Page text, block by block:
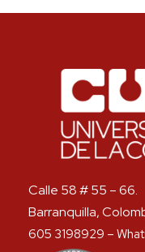
Calle 58 # 55 – 66.
Barranquilla,
605 3198929 –